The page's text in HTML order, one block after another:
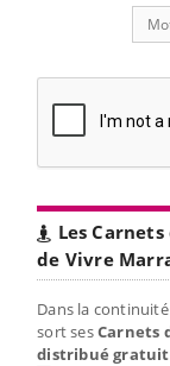
Les
de Vivre
Dans la
sort sesCarnets
distribué